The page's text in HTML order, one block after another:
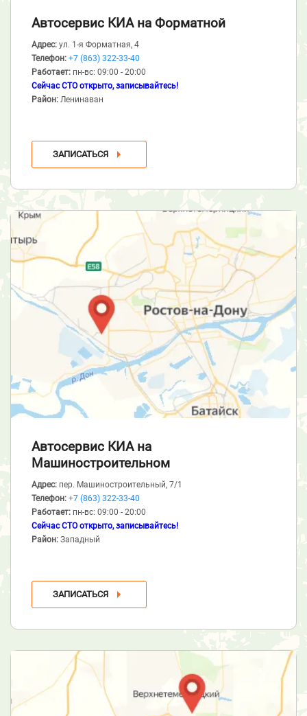
Автосервис КИА на Форматной
Адрес: ул. 1-я Форматная, 4
Телефон: +7 (863) 322-33-40
Работает: пн-вс: 09:00 - 20:00
Сейчас СТО открыто, записывайтесь!
Район: Ленинаван
ЗАПИСАТЬСЯ
Автосервис КИА на
Машиностроительном
Адрес: пер. Машиностроительный, 7/1
Телефон: +7 (863) 322-33-40
Работает: пн-вс: 09:00 - 20:00
Сейчас СТО открыто, записывайтесь!
Район: Западный
ЗАПИСАТЬСЯ